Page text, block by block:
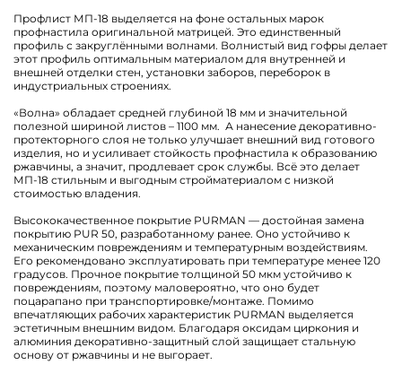
Профлист МП-18 выделяется на фоне остальных марок
профнастила оригинальной матрицей. Это единственный
профиль с закруглёнными волнами. Волнистый вид гофры делает
этот профиль оптимальным материалом для внутренней и
внешней отделки стен, установки заборов, переборок в
индустриальных строениях.
«Волна» обладает средней глубиной 18 мм и значительной
полезной шириной листов – 1100 мм. А нанесение декоративно-
протекторного слоя не только улучшает внешний вид готового
изделия, но и усиливает стойкость профнастила к образованию
ржавчины, а значит, продлевает срок службы. Всё это делает
МП-18 стильным и выгодным стройматериалом с низкой
стоимостью владения.
Высококачественное покрытие PURMAN — достойная замена
покрытию PUR 50, разработанному ранее. Оно устойчиво к
механическим повреждениям и температурным воздействиям.
Его рекомендовано эксплуатировать при температуре менее 120
градусов. Прочное покрытие толщиной 50 мкм устойчиво к
повреждениям, поэтому маловероятно, что оно будет
поцарапано при транспортировке/монтаже. Помимо
впечатляющих рабочих характеристик PURMAN выделяется
эстетичным внешним видом. Благодаря оксидам циркония и
алюминия декоративно-защитный слой защищает стальную
основу от ржавчины и не выгорает.